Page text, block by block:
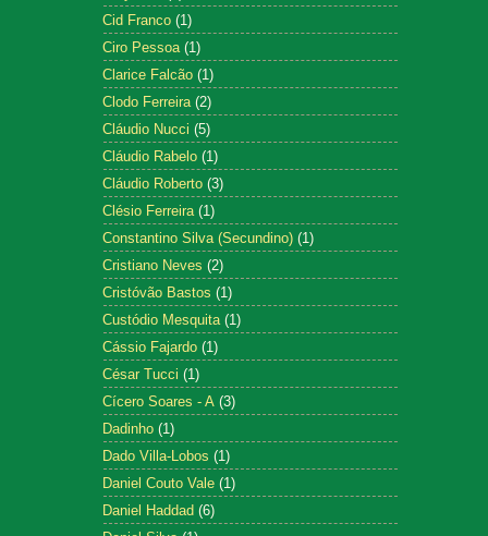
Cid Franco (1)
Ciro Pessoa (1)
Clarice Falcão (1)
Clodo Ferreira (2)
Cláudio Nucci (5)
Cláudio Rabelo (1)
Cláudio Roberto (3)
Clésio Ferreira (1)
Constantino Silva (Secundino) (1)
Cristiano Neves (2)
Cristóvão Bastos (1)
Custódio Mesquita (1)
Cássio Fajardo (1)
César Tucci (1)
Cícero Soares - A (3)
Dadinho (1)
Dado Villa-Lobos (1)
Daniel Couto Vale (1)
Daniel Haddad (6)